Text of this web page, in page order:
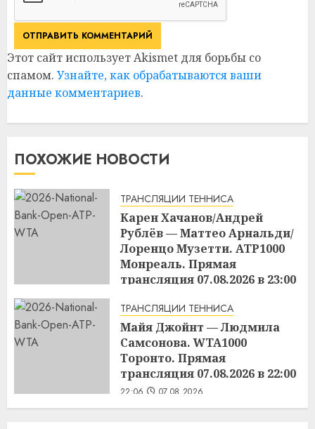
Этот сайт использует Akismet для борьбы со
спамом. Узнайте, как обрабатываются ваши
данные комментариев.
ПОХОЖИЕ НОВОСТИ
ТРАНСЛЯЦИИ ТЕННИСА
Карен Хачанов/Андрей
Рублёв — Маттео Арнальди/
Лоренцо Музетти. ATP1000
Монреаль. Прямая
трансляция 07.08.2026 в 23:00
ТРАНСЛЯЦИИ ТЕННИСА
Майя Джойнт — Людмила
Самсонова. WTA1000
Торонто. Прямая
трансляция 07.08.2026 в 22:00
22:06 07.08.2026